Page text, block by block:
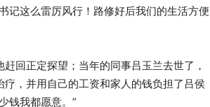
记这么雷厉风行！路修好后我们的生活方便
回正定探望；当年的同事吕玉兰去世了，
，并用自己的工资和家人的钱负担了吕侯
钱我都愿意。”